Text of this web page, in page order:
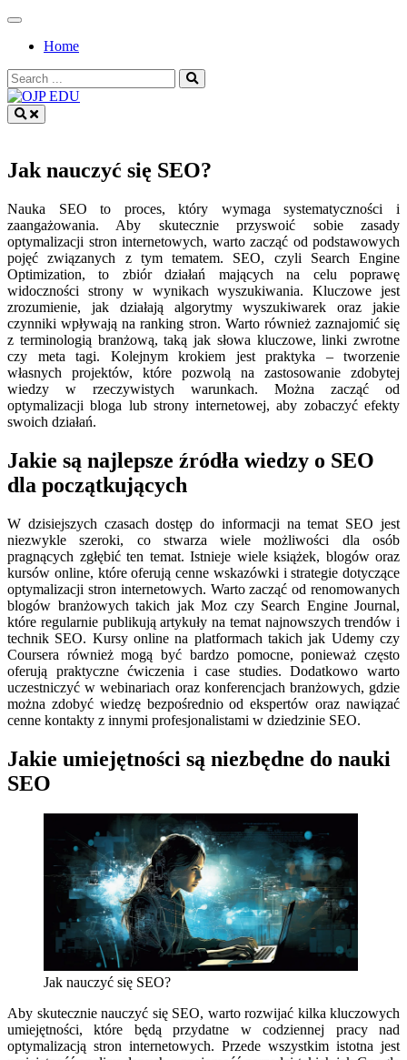
Skip
contentHome
Search
for:
Jak nauczyć się SEO?
Nauka SEO to proces, który wymaga systematyczności i
zaangażowania. Aby skutecznie przyswoić sobie zasady
optymalizacji stron internetowych, warto zacząć od podstawowych
pojęć związanych z tym tematem. SEO, czyli Search Engine
Optimization, to zbiór działań mających na celu poprawę
widoczności strony w wynikach wyszukiwania. Kluczowe jest
zrozumienie, jak działają algorytmy wyszukiwarek oraz jakie
czynniki wpływają na ranking stron. Warto również zaznajomić się
z terminologią branżową, taką jak słowa kluczowe, linki zwrotne
czy meta tagi. Kolejnym krokiem jest praktyka – tworzenie
własnych projektów, które pozwolą na zastosowanie zdobytej
wiedzy w rzeczywistych warunkach. Można zacząć od
optymalizacji bloga lub strony internetowej, aby zobaczyć efekty
swoich działań.
Jakie są najlepsze źródła wiedzy o SEO
dla początkujących
W dzisiejszych czasach dostęp do informacji na temat SEO jest
niezwykle szeroki, co stwarza wiele możliwości dla osób
pragnących zgłębić ten temat. Istnieje wiele książek, blogów oraz
kursów online, które oferują cenne wskazówki i strategie dotyczące
optymalizacji stron internetowych. Warto zacząć od renomowanych
blogów branżowych takich jak Moz czy Search Engine Journal,
które regularnie publikują artykuły na temat najnowszych trendów i
technik SEO. Kursy online na platformach takich jak Udemy czy
Coursera również mogą być bardzo pomocne, ponieważ często
oferują praktyczne ćwiczenia i case studies. Dodatkowo warto
uczestniczyć w webinariach oraz konferencjach branżowych, gdzie
można zdobyć wiedzę bezpośrednio od ekspertów oraz nawiązać
cenne kontakty z innymi profesjonalistami w dziedzinie SEO.
Jakie umiejętności są niezbędne do nauki
SEO
Jak nauczyć się SEO?
Aby skutecznie nauczyć się SEO, warto rozwijać kilka kluczowych
umiejętności, które będą przydatne w codziennej pracy nad
optymalizacją stron internetowych. Przede wszystkim istotna jest